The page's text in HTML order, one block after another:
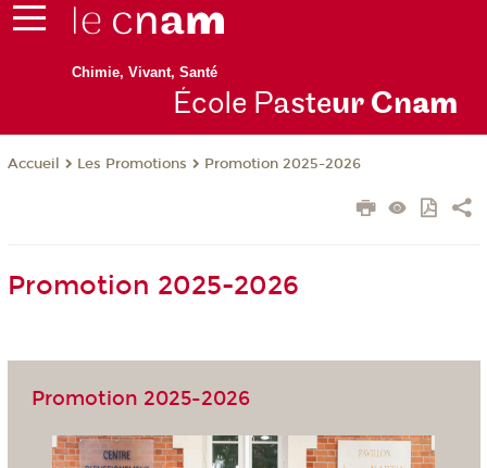
Chimie, Vivant, Santé
École Pasteur Cnam
Accueil Les Promotions Promotion 2025-2026
Promotion 2025-2026
Promotion 2025-2026